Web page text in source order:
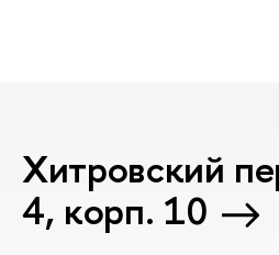
Хитровский
4, корп. 10